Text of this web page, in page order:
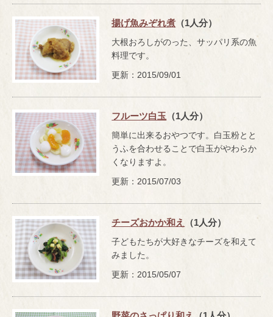
揚げ魚みぞれ煮 （1人分）
大根おろしがのった、サッパリ系の魚
料理です。
更新：2015/09/01
フルーツ白玉 （1人分）
簡単に出来るおやつです。白玉粉とと
うふを合わせることで白玉がやわらか
くなりますよ。
更新：2015/07/03
チーズおかか和え （1人分）
子どもたちが大好きなチーズを和えて
みました。
更新：2015/05/07